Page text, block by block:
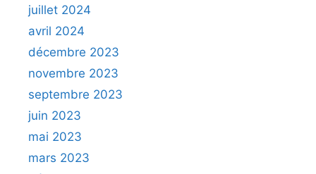
juillet 2024
avril 2024
décembre 2023
novembre 2023
septembre 2023
juin 2023
mai 2023
mars 2023